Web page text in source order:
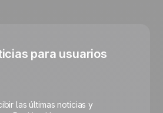
para usuarios
las últimas noticias y